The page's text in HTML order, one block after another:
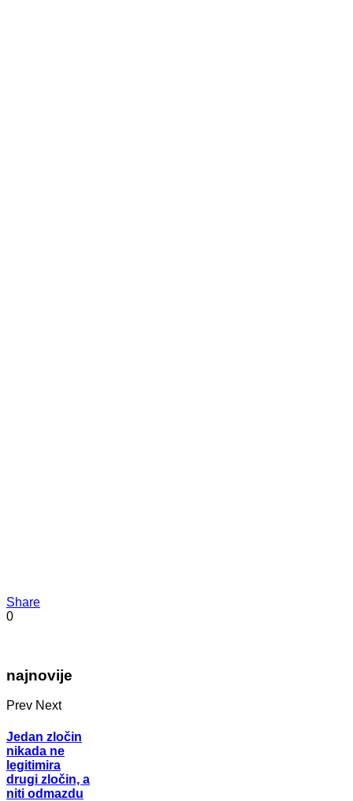
Share
0
najnovije
Prev Next
Jedan zločin
nikada ne
legitimira
drugi zločin, a
niti odmazdu